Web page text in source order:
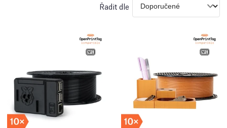
Řadit dle